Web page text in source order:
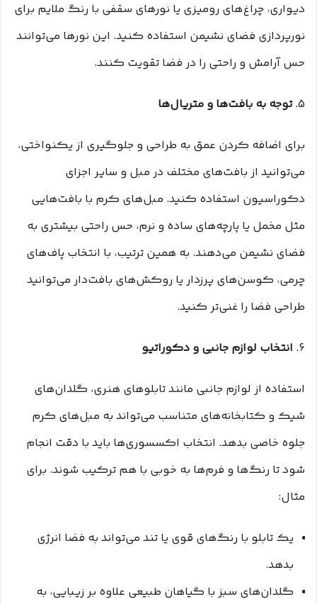
دیواری، چراغ‌های رومیزی یا نورهای سقفی با رنگ ملایم برای
نورپردازی فضای نشیمن استفاده کنید. این نورها می‌توانند
حس آرامش و راحتی را در فضا تقویت کنند.
5. توجه به بافت‌ها و متریال‌ها
برای اضافه کردن عمق به طراحی و جلوگیری از یکنواختی،
می‌توانید از بافت‌های مختلف در مبل و سایر اجزای
دکوراسیون استفاده کنید. مبل‌های کرم با بافت‌هایی
مثل مخمل یا پارچه‌های ساده و نرم، حس راحتی بیشتری به
فضای نشیمن می‌دهند. به همین ترتیب، با انتخاب پاف‌های
چرمی، کوسن‌های پرزدار یا روکش‌های بافت‌دار می‌توانید
طراحی فضا را غنی‌تر کنید.
6. انتخاب لوازم جانبی و دکوراتیو
استفاده از لوازم جانبی مانند تابلوهای هنری، گلدان‌های
شیک و کتابخانه‌های متناسب می‌تواند به مبل‌های کرم
جلوه خاصی بدهد. انتخاب اکسسوری‌ها باید با دقت انجام
شود تا رنگ‌ها و فرم‌ها به خوبی با هم ترکیب شوند. برای
مثال:
یک تابلو با رنگ‌های قوی یا تند می‌تواند به فضا انرژی
بدهد.
گلدان‌های سبز با گیاهان طبیعی علاوه بر زیبایی، به